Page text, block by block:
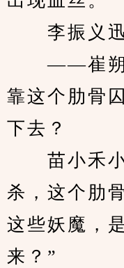
李振义迅
——崔朔这
靠这个肋骨
下去？
苗小禾小
杀，这个肋
这些妖魔，
来？”